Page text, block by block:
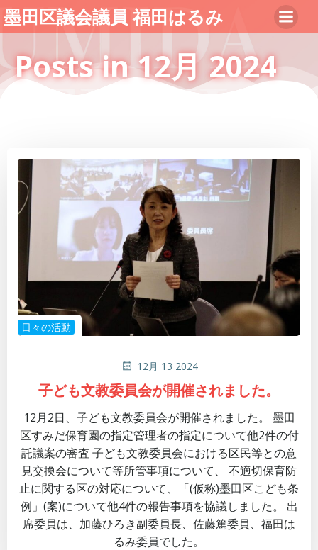
コ
ン
ン
ツ
プ
墨田区議会議員 福田はるみ
Posts in 12月 2024
日々の活動
12月 13 2024
子ども文教委員会が開催されました。
12月2日、子ども文教委員会が開催されました。 墨田
区すみだ保育園の指定管理者の指定について他2件の付
託議案の審査 子ども文教委員会における区民等との意
見交換会について等所管事項について、 不適切保育防
止に関する区の対応について、「(仮称)墨田区こども条
例」(案)について他4件の報告事項を協議しました。 出
席委員は、加藤ひろき副委員長、佐藤篤委員、福田は
るみ委員でした。